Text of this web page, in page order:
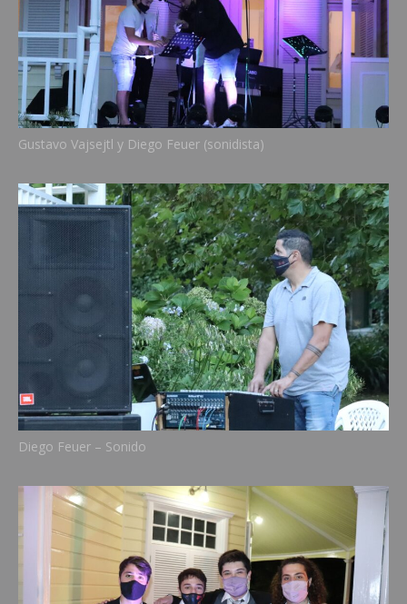
Gustavo Vajsejtl y Diego Feuer (sonidista)
Diego Feuer – Sonido